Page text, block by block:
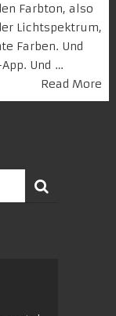
Farbton, also
Lichtspektrum,
Farben. Und
Und …
Read More